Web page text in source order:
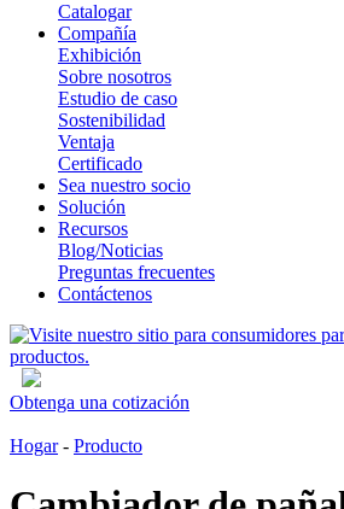
Catalogar
Compañía
Exhibición
Sobre nosotros
Estudio de caso
Sostenibilidad
Ventaja
Certificado
Sea nuestro socio
Solución
Recursos
Blog/Noticias
Preguntas frecuentes
Contáctenos
Obtenga una cotización
Hogar - Producto